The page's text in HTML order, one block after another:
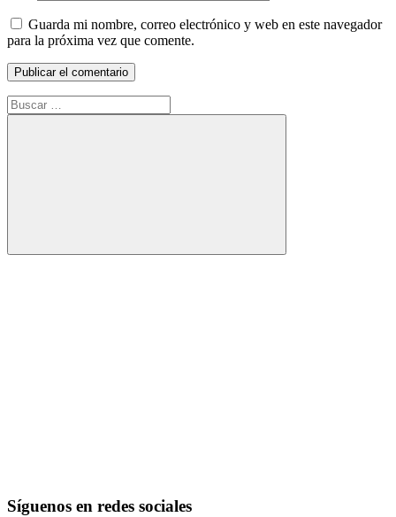
Guarda mi nombre, correo electrónico y web en este navegador
para la próxima vez que comente.
Buscar:
Buscar
Síguenos en redes sociales